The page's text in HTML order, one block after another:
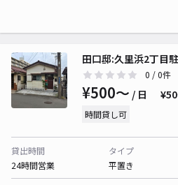
田口邸:久里浜2丁目
0 / 0件
¥500〜 / 日
時間貸し可
貸出時間
24時間営業
タイプ
平置き